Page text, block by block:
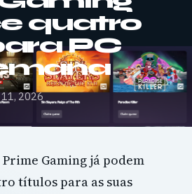
quatro
PC
2026
Gaming já podem
títulos para as suas